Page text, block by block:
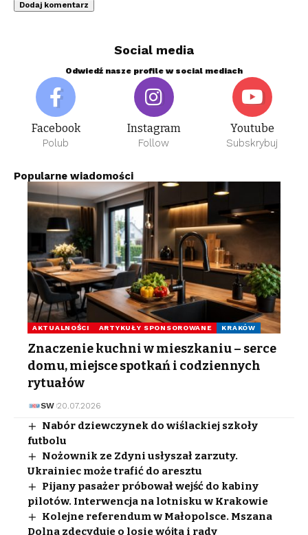
Social media
Odwiedź nasze profile w social mediach
Facebook
Polub
Instagram
Follow
Youtube
Subskrybuj
Popularne wiadomości
AKTUALNOŚCI ARTYKUŁY SPONSOROWANE KRAKÓW
Znaczenie kuchni w mieszkaniu – serce
domu, miejsce spotkań i codziennych
rytuałów
SW 20.07.2026
Nabór dziewczynek do wiślackiej szkoły
futbolu
Nożownik ze Zdyni usłyszał zarzuty.
Ukrainiec może trafić do aresztu
Pijany pasażer próbował wejść do kabiny
pilotów. Interwencja na lotnisku w Krakowie
Kolejne referendum w Małopolsce. Mszana
Dolna zdecyduje o losie wójta i rady